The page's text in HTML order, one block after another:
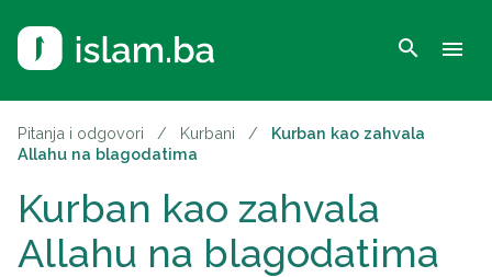
search menu
Pitanja i odgovori / Kurbani /
Kurban kao zahvala
Allahu na blagodatima
Kurban kao zahvala
Allahu na blagodatima